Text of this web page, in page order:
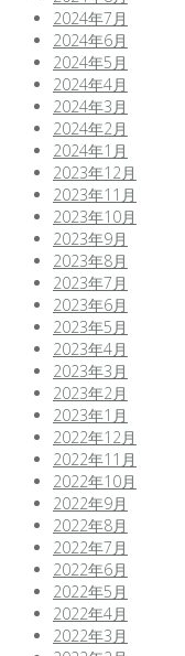
2024年7月
2024年6月
2024年5月
2024年4月
2024年3月
2024年2月
2024年1月
2023年12月
2023年11月
2023年10月
2023年9月
2023年8月
2023年7月
2023年6月
2023年5月
2023年4月
2023年3月
2023年2月
2023年1月
2022年12月
2022年11月
2022年10月
2022年9月
2022年8月
2022年7月
2022年6月
2022年5月
2022年4月
2022年3月